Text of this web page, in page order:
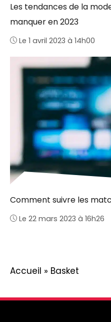
Les tendances de la
manquer en 2023
Le 1 avril 2023 à 14h00
Comment suivre les
Le 22 mars 2023 à 16h26
Accueil » Basket